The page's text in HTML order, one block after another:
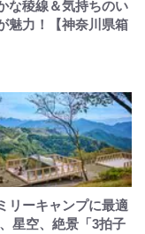
な稜線＆気持ちのい
魅力！【神奈川県箱
リーキャンプに最適
星空、絶景「3拍子